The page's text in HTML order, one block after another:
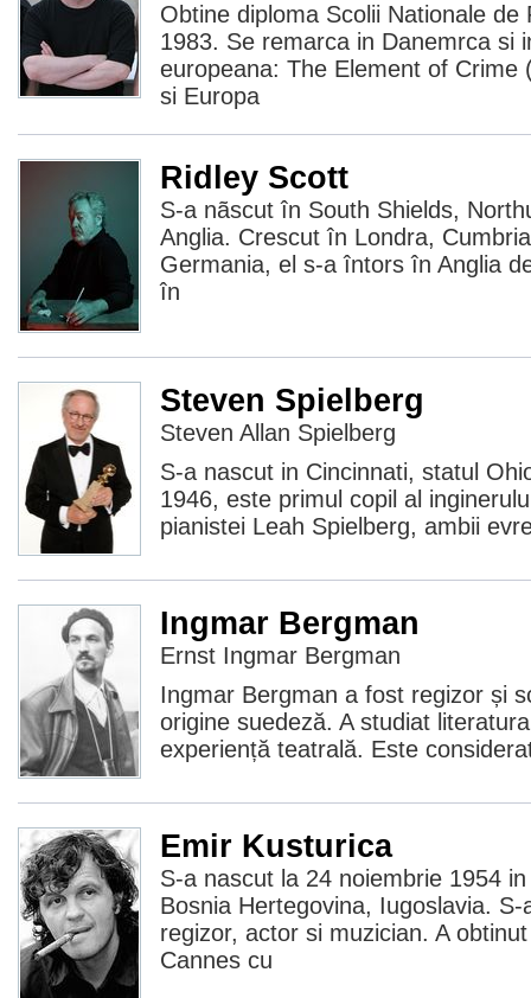
Obtine diploma Scolii Nationale de
1983. Se remarca in Danemrca si
europeana: The Element of Crime
si Europa
Ridley Scott
S-a nãscut în South Shields,
Anglia. Crescut în Londra,
Germania, el s-a întors în Anglia
în
Steven Spielberg
Steven Allan Spielberg
S-a nascut in Cincinnati, statul
1946, este primul copil al
pianistei Leah Spielberg, ambii
Ingmar Bergman
Ernst Ingmar Bergman
Ingmar Bergman a fost regizor și
origine suedeză. A studiat
experiență teatrală. Este
Emir Kusturica
S-a nascut la 24 noiembrie 1954
Bosnia Hertegovina, Iugoslavia.
regizor, actor si muzician. A
Cannes cu